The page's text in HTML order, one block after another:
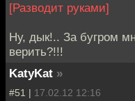
[Разводит руками]
Ну, дык!.. За бугром
верить?!!!
KatyKat »
#51 | 17.02.12 12:16